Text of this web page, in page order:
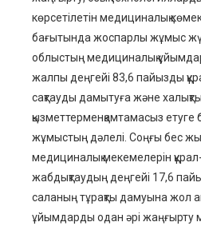
көрсетілетін медициналық
бағытында жоспарлы жұмыс
облыстың медициналық
жалпы деңгейі 83,6 пайызды
сақтауды дамытуға және
қызметтерменқамтамасыз
жұмыстың дәлелі. Соңғы бес
медициналық мекемелерін
жабдықтаудың деңгейі 17,6
саланың тұрақты дамуынажол
ұйымдарды одан әрі жаңғырту